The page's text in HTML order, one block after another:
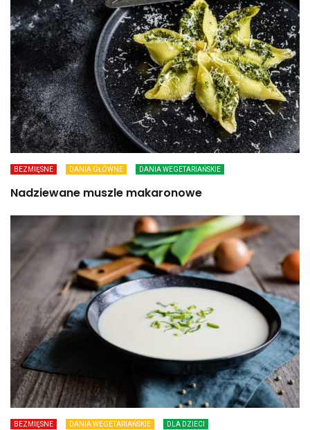
BEZMIĘSNE DANIA GŁÓWNE DANIA WEGETARIAŃSKIE
Nadziewane muszle makaronowe
BEZMIĘSNE DANIA WEGETARIAŃSKIE DLA DZIECI